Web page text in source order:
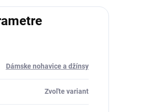
Dámske nohavice a džínsy
Zvoľte variant